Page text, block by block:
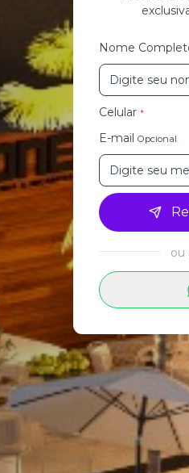
Nome
Celular *
E-mail Opcional
ou